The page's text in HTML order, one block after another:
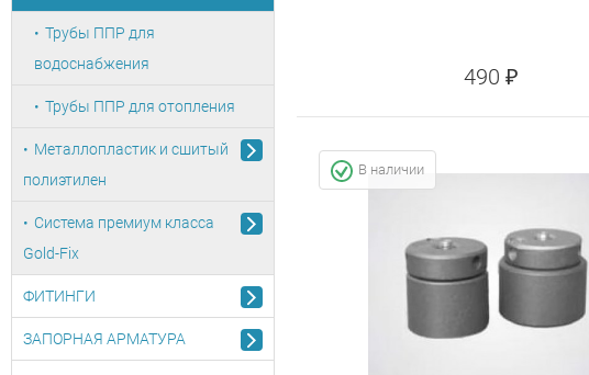
490 ₽
В наличии
Трубы ППР для
водоснабжения
Трубы ППР для отопления
Металлопластик и сшитый
полиэтилен
Система премиум класса
Gold-Fix
ФИТИНГИ
ЗАПОРНАЯ АРМАТУРА